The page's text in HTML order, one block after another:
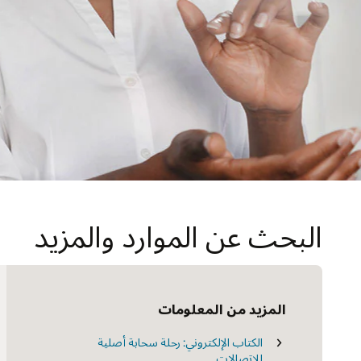
البحث عن الموارد والمزيد
المزيد من المعلومات
الكتاب الإلكتروني: رحلة سحابة أصلية
للاتصالات
استراتيجيات شبكات 5G: استبيان المشغل
2022
فيديو: الأتمتة في شبكة 5G (4:33)